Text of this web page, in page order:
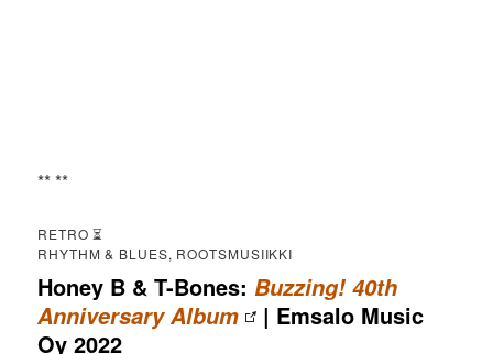
** **
RETRO ⏳
RHYTHM & BLUES, ROOTSMUSIIKKI
Honey B & T-Bones: Buzzing! 40th
Anniversary Album
| Emsalo Music
Oy 2022